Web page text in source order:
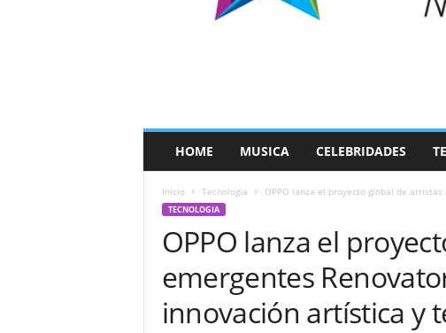
a
HOME MUSICA CELEBRIDADES
Inicio Tecnologia OPPO lanza el proyecto global de
TECNOLOGIA
OPPO lanza el
emergentes
innovación artística y